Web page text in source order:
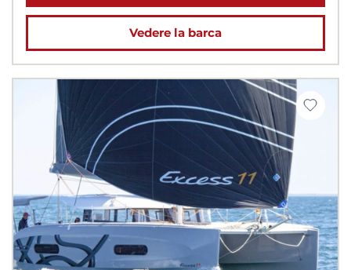
Vedere la barca